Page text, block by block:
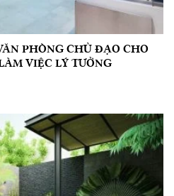
PHÒNG CHỦ ĐẠO CHO
VIỆC LÝ TƯỞNG